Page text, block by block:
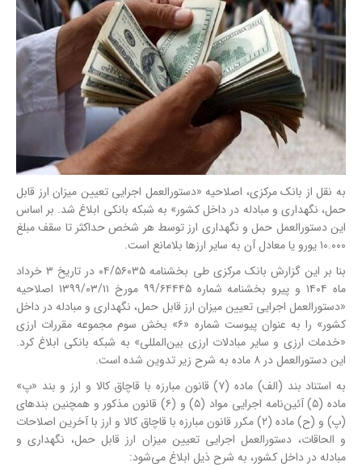
به نقل از بانک مرکزی، اصلاحیه «دستورالعمل اجرایی تعیین میزان ارز قابل
حمل، نگهداری و مبادله در داخل کشور» به شبکه بانکی ابلاغ شد. بر اساس
این دستورالعمل حمل و نگهداری ارز توسط هر شخص حداکثر تا سقف مبلغ
۱۰.۰۰۰ یورو یا معادل آن به سایر ارزها بلامانع است.
بنا بر این گزارش بانک مرکزی طی بخشنامه ۰۴/۵۶۰۳۵ در تاریخ ۳ خرداد
ماه ۱۴۰۴ و پیرو بخشنامه شماره ۶۴۴۴۵‏‏‏/۹۹ مورخ ۱۱/‏۰۳/‏۱۳۹۹‬ اصلاحیه
«دستورالعمل اجرایی تعیین میزان ارز قابل حمل، نگهداری و مبادله در داخل
کشور» را به عنوان پیوست شماره «۶» بخش سوم مجموعه مقررات ارزی
«خدمات ارزی و سایر مبادلات ارزی بین‌المللی» به شبکه بانکی ابلاغ کرد.
این دستورالعمل در ۸ ماده به شرح زیر تدوین شده است.
به استناد بند (الف) ماده (۷) قانون مبارزه با قاچاق کالا و ارز و بند «پ»
ماده (۵) آئین‌نامه اجرایی مواد (۵) و (۶) قانون مذکور و همچنین بندهای
(پ) و (ح) ماده (۲) مکرر قانون مبارزه با قاچاق کالا و ارز با آخرین اصلاحات
و الحاقات، دستورالعمل اجرایی تعیین میزان ارز قابل حمل، نگهداری و
مبادله در داخل کشور، به شرح ذیل ابلاغ می‌شود: